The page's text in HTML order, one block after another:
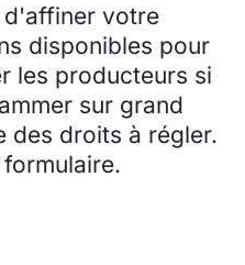
d'affiner votre
disponibles pour
les producteurs si
sur grand
des droits à régler.